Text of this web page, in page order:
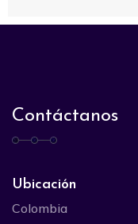
Contáctanos
Ubicación
Colombia